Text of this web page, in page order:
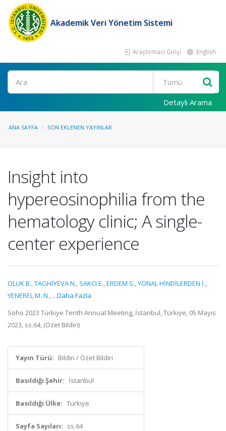
Akademik Veri Yönetim Sistemi
Araştırmacı Girişi English
Ara
Detaylı Arama
ANA SAYFA SON EKLENEN YAYINLAR
Insight into
hypereosinophilia from the
hematology clinic; A single-
center experience
OLUK B.,TAGHİYEVA N., SAKCI E.,ERDEM S.,YÖNAL HİNDİLERDEN İ.,
YENEREL M. N., ...Daha Fazla
Soho 2023 Türkiye Tenth Annual Meeting, İstanbul, Türkiye, 05 Mayıs
2023, ss.64, (Özet Bildiri)
Yayın Türü: Bildiri / Özet Bildiri
Basıldığı Şehir: İstanbul
Basıldığı Ülke: Türkiye
Sayfa Sayıları: ss.64